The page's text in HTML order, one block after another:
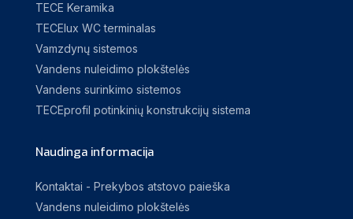
TECE Keramika
TECElux WC terminalas
Vamzdynų sistemos
Vandens nuleidimo plokštelės
Vandens surinkimo sistemos
TECEprofil potinkinių konstrukcijų sistema
Naudinga informacija
Kontaktai - Prekybos atstovo paieška
Vandens nuleidimo plokštelės